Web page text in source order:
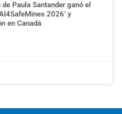
Paula Santander ganó el
2026’ y
en Canadá